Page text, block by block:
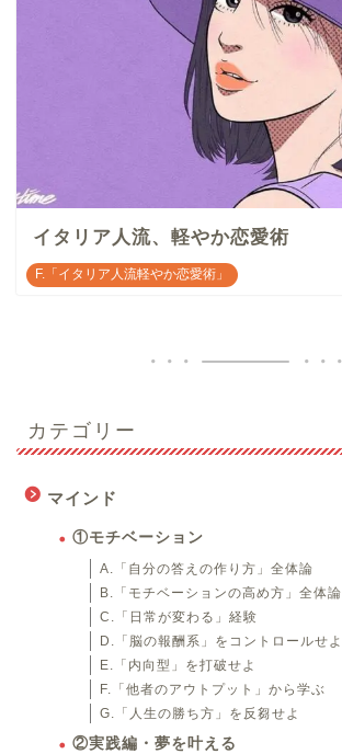
F.「イタリア人流軽やか恋愛術」
イタリア人流、軽やか恋愛術
カテゴリー
マインド
①モチベーション
A.「自分の答えの作り方」全体論
B.「モチベーションの高め方」全体論
C.「日常が変わる」経験
D.「脳の報酬系」をコントロールせよ
E.「内向型」を打破せよ
F.「他者のアウトプット」から学ぶ
G.「人生の勝ち方」を反芻せよ
②実践編・夢を叶える